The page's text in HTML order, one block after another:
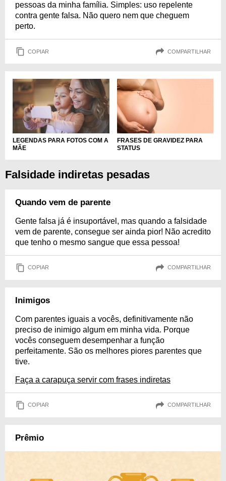
pessoas da minha família. Simples: uso repelente
contra gente falsa. Não quero nem que cheguem
perto.
COPIAR COMPARTILHAR
LEGENDAS PARA FOTOS COM A
MÃE
FRASES DE GRAVIDEZ PARA
STATUS
Falsidade indiretas pesadas
Quando vem de parente
Gente falsa já é insuportável, mas quando a falsidade
vem de parente, consegue ser ainda pior! Não acredito
que tenho o mesmo sangue que essa pessoa!
COPIAR COMPARTILHAR
Inimigos
Com parentes iguais a vocês, definitivamente não
preciso de inimigo algum em minha vida. Porque
vocês conseguem desempenhar a função
perfeitamente. São os melhores piores parentes que
tive.
Faça a carapuça servir com frases indiretas
COPIAR COMPARTILHAR
Prêmio